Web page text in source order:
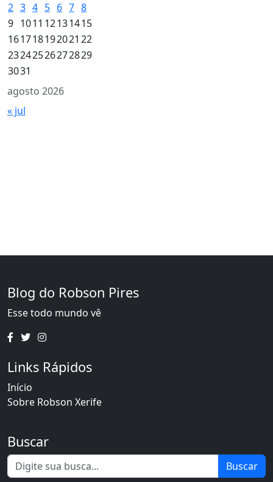
agosto 2026
2 3 4 5 6 7 8
9 1011 12131415
161718192021 22
23242526272829
3031
« jul
Blog do Robson Pires
Esse todo mundo vê
Links Rápidos
Início
Sobre Robson Xerife
Buscar
Buscar